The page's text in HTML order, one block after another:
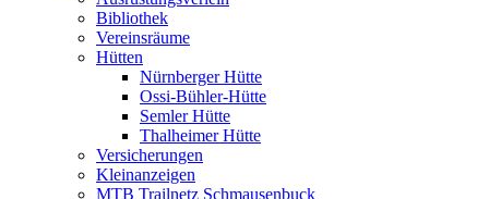
Bibliothek
Vereinsräume
Hütten
Nürnberger Hütte
Ossi-Bühler-Hütte
Semler Hütte
Thalheimer Hütte
Versicherungen
Kleinanzeigen
MTB Trailnetz Schmausenbuck